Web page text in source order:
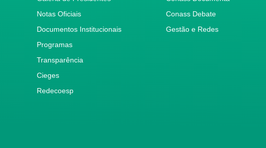
Notas Oficiais
Documentos Institucionais
Programas
Transparência
Cieges
Redecoesp
Conass Debate
Gestão e Redes